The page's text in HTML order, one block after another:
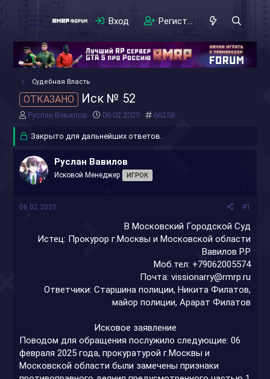
Вход Регистрация
Судебная Власть
ОТКАЗАНО Иск № 52
А
т
р
т
е
Руслан Вавилов
Д
т
н
ч
06.02.2025 #
66258
Закрыто для дальнейших ответов.
Руслан Вавилов
Исковой Менеджер ИГРОК
06.02.2025 #1
В Московский Городской Суд
Истец: Прокурор г.Москвы и Московской области
Вавилов Р.Р
Моб.тел: +79062005574
Почта: vissionarry@rmrp.ru
Ответчики: Старшина полиции, Никита Филатов,
майор полиции, Арарат Филатов​
Исковое заявление​
Поводом для обращения послужило следующие: 06
февраля 2025 года, прокуратурой г.Москвы и
Московской области были замечены признаки